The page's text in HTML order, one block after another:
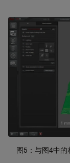
图5：与图4中的